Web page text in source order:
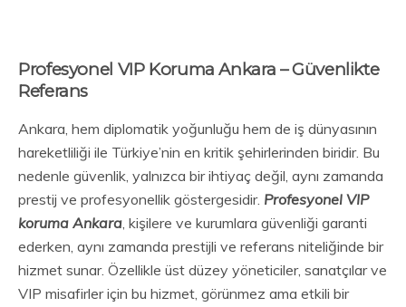
Profesyonel VIP Koruma Ankara – Güvenlikte
Referans
Ankara, hem diplomatik yoğunluğu hem de iş dünyasının
hareketliliği ile Türkiye’nin en kritik şehirlerinden biridir. Bu
nedenle güvenlik, yalnızca bir ihtiyaç değil, aynı zamanda
prestij ve profesyonellik göstergesidir. Profesyonel VIP
koruma Ankara, kişilere ve kurumlara güvenliği garanti
ederken, aynı zamanda prestijli ve referans niteliğinde bir
hizmet sunar. Özellikle üst düzey yöneticiler, sanatçılar ve
VIP misafirler için bu hizmet, görünmez ama etkili bir